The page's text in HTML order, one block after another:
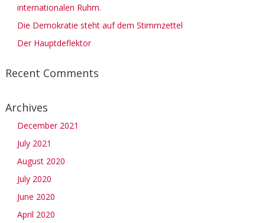
internationalen Ruhm.
Die Demokratie steht auf dem Stimmzettel
Der Hauptdeflektor
Recent Comments
Archives
December 2021
July 2021
August 2020
July 2020
June 2020
April 2020